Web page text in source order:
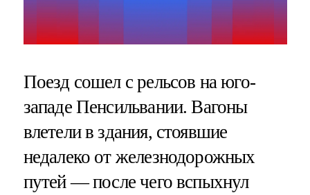
Поезд сошел с рельсов на юго-
западе Пенсильвании. Вагоны
влетели в здания, стоявшие
недалеко от железнодорожных
путей — после чего вспыхнул